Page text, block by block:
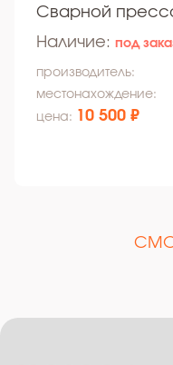
Сварной
Наличие: под
производитель:
местонахождение:
цена: 10 500 ₽